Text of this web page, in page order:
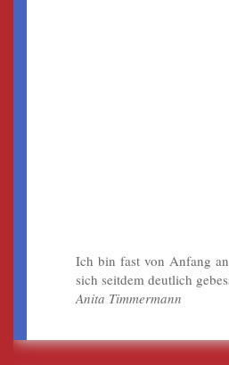
Ich bin fast von Anfang
sich seitdem deutlich
Anita Timmermann